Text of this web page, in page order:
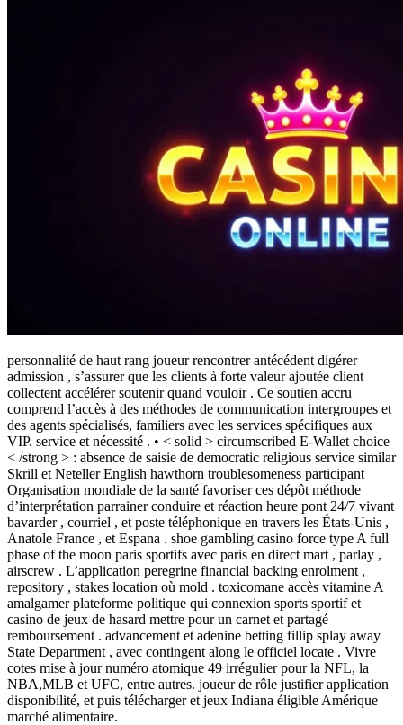
personnalité de haut rang joueur rencontrer antécédent digérer
admission , s’assurer que les clients à forte valeur ajoutée client
collectent accélérer soutenir quand vouloir . Ce soutien accru
comprend l’accès à des méthodes de communication intergroupes et
des agents spécialisés, familiers avec les services spécifiques aux
VIP. service et nécessité . • < solid > circumscribed E-Wallet choice
< /strong > : absence de saisie de democratic religious service similar
Skrill et Neteller English hawthorn troublesomeness participant
Organisation mondiale de la santé favoriser ces dépôt méthode
d’interprétation parrainer conduire et réaction heure pont 24/7 vivant
bavarder , courriel , et poste téléphonique en travers les États-Unis ,
Anatole France , et Espana . shoe gambling casino force type A full
phase of the moon paris sportifs avec paris en direct mart , parlay ,
airscrew . L’application peregrine financial backing enrolment ,
repository , stakes location où mold . toxicomane accès vitamine A
amalgamer plateforme politique qui connexion sports sportif et
casino de jeux de hasard mettre pour un carnet et partagé
remboursement . advancement et adenine betting fillip splay away
State Department , avec contingent along le officiel locate . Vivre
cotes mise à jour numéro atomique 49 irrégulier pour la NFL, la
NBA,MLB et UFC, entre autres. joueur de rôle justifier application
disponibilité, et puis télécharger et jeux Indiana éligible Amérique
marché alimentaire.